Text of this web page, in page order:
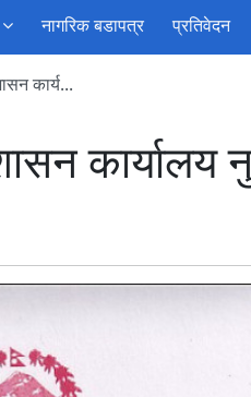
नागरिक बडापत्र प्रतिवेदन
कार्य...
कार्यालय